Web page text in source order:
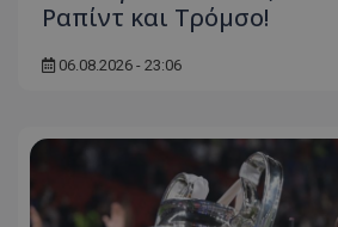
Ραπίντ και Τρόμσο!
06.08.2026 - 23:06